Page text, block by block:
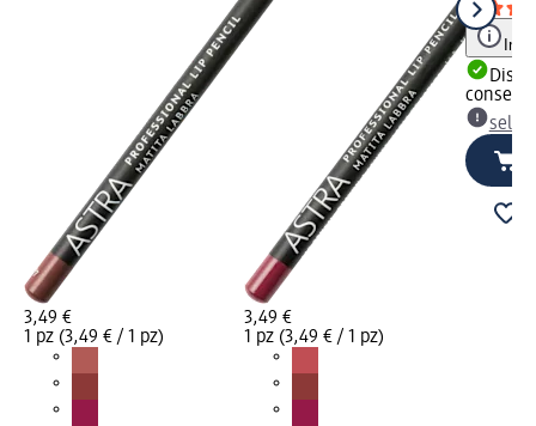
3,49 €
1 pz (3,49 € / 1 pz)
3,49 €
1 pz (3,49 € / 1 pz)